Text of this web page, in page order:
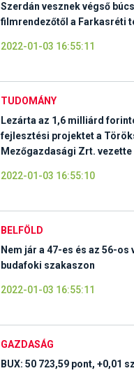
Szerdán vesznek végső
filmrendezőtől a Farkasréti
2022-01-03 16:55:11
TUDOMÁNY
Lezárta az 1,6 milliárd
fejlesztési projektet a
Mezőgazdasági Zrt.
2022-01-03 16:55:10
BELFÖLD
Nem jár a 47-es és az 56-os
budafoki szakaszon
2022-01-03 16:55:11
GAZDASÁG
BUX: 50 723,59 pont, +0,01